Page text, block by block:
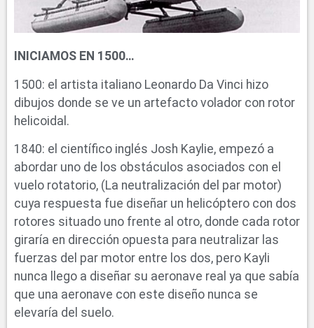
INICIAMOS EN 1500…
1500: el artista italiano Leonardo Da Vinci hizo
dibujos donde se ve un artefacto volador con rotor
helicoidal.
1840: el científico inglés Josh Kaylie, empezó a
abordar uno de los obstáculos asociados con el
vuelo rotatorio, (La neutralización del par motor)
cuya respuesta fue diseñar un helicóptero con dos
rotores situado uno frente al otro, donde cada rotor
giraría en dirección opuesta para neutralizar las
fuerzas del par motor entre los dos, pero Kayli
nunca llego a diseñar su aeronave real ya que sabía
que una aeronave con este diseño nunca se
elevaría del suelo.